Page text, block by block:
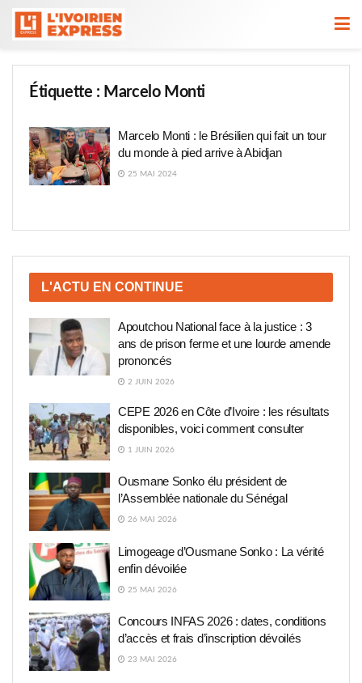
Étiquette : Marcelo Monti
Marcelo Monti : le Brésilien qui fait un tour
du monde à pied arrive à Abidjan
25 MAI 2024
L'ACTU EN CONTINUE
Apoutchou National face à la justice : 3
ans de prison ferme et une lourde amende
prononcés
2 JUIN 2026
CEPE 2026 en Côte d’Ivoire : les résultats
disponibles, voici comment consulter
1 JUIN 2026
Ousmane Sonko élu président de
l’Assemblée nationale du Sénégal
26 MAI 2026
Limogeage d’Ousmane Sonko : La vérité
enfin dévoilée
25 MAI 2026
Concours INFAS 2026 : dates, conditions
d’accès et frais d’inscription dévoilés
23 MAI 2026